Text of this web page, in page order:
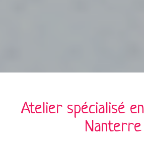
Atelier spécialisé en
Nanterre